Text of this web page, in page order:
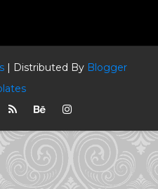
| Distributed By Blogger